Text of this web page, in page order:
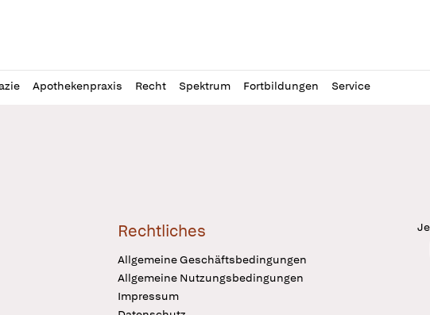
Apothekenpraxis Recht Spektrum Fortbildungen Service
Logo
Rechtliches
Allgemeine Geschäftsbedingungen
Allgemeine Nutzungsbedingungen
Impressum